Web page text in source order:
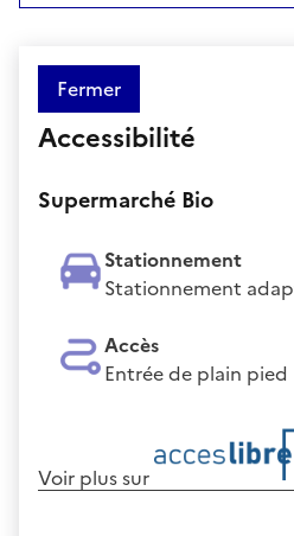
Fermer
Accessibilité
Supermarché Bio
Stationnement
Stationnement
Accès
Entrée de plain pied
Voir plus sur